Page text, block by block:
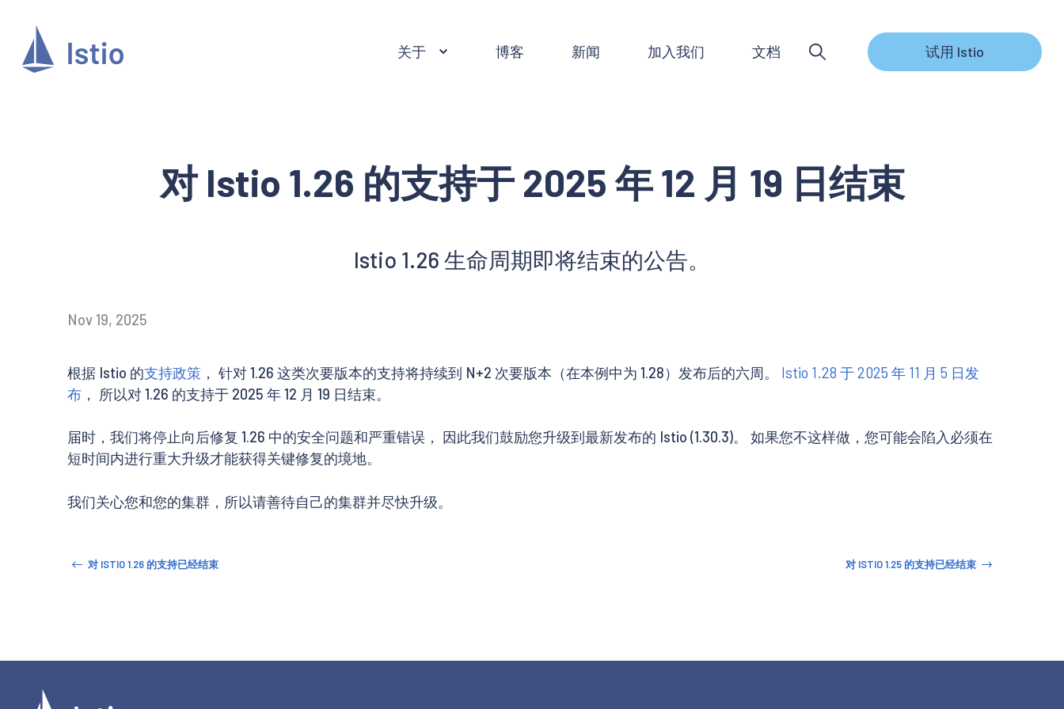
关于 博客 新闻 加入我们 文档 试用 Istio
对 Istio 1.26 的支持于 2025 年 12 月 19 日结束
Istio 1.26 生命周期即将结束的公告。
Nov 19, 2025
根据 Istio 的支持政策 ， 针对 1.26 这类次要版本的支持将持续到 N+2 次要版本（在本例中为 1.28）发布后的六周。 Istio 1.28 于 2025 年 11 月 5 日发
布 ， 所以对 1.26 的支持于 2025 年 12 月 19 日结束。
届时，我们将停止向后修复 1.26 中的安全问题和严重错误， 因此我们鼓励您升级到最新发布的 Istio (1.30.3)。 如果您不这样做，您可能会陷入必须在
短时间内进行重大升级才能获得关键修复的境地。
我们关心您和您的集群，所以请善待自己的集群并尽快升级。
对 ISTIO 1.26 的支持已经结束 对 ISTIO 1.25 的支持已经结束